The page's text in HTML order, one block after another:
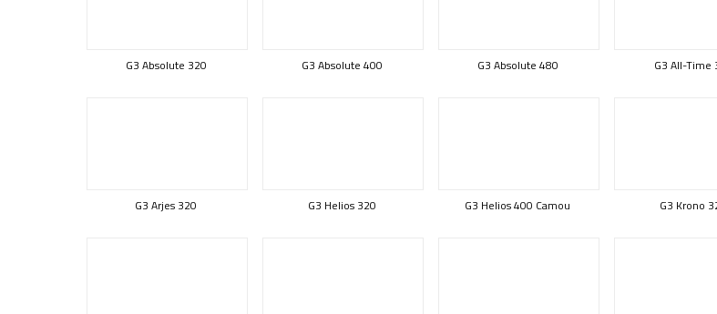
G3 Absolute 320 G3 Absolute 400 G3 Absolute 480 G3 All-Time
G3 Arjes 320 G3 Helios 320 G3 Helios 400 Camou G3 Krono